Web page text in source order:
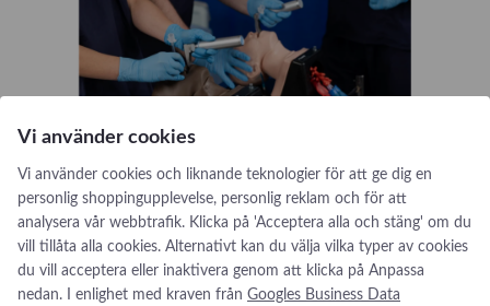
Vi använder cookies
Vi använder cookies och liknande teknologier för att ge dig en
personlig shoppingupplevelse, personlig reklam och för att
analysera vår webbtrafik. Klicka på 'Acceptera alla och stäng' om du
vill tillåta alla cookies. Alternativt kan du välja vilka typer av cookies
du vill acceptera eller inaktivera genom att klicka på Anpassa
nedan. I enlighet med kraven från Googles Business Data